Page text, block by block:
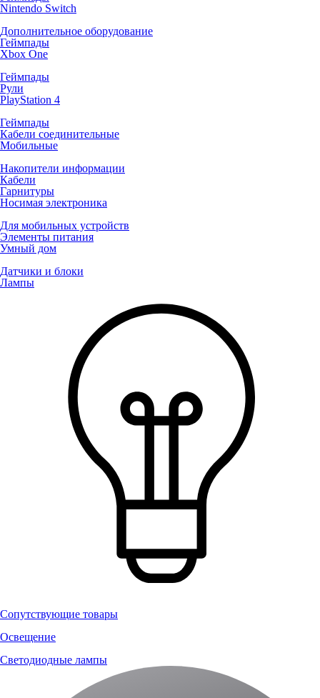
Nintendo Switch
Дополнительное оборудование
Геймпады
Xbox One
Геймпады
Рули
PlayStation 4
Геймпады
Кабели соединительные
Мобильные
Накопители информации
Кабели
Гарнитуры
Носимая электроника
Для мобильных устройств
Элементы питания
Умный дом
Датчики и блоки
Лампы
Сопутствующие товары
Освещение
Светодиодные лампы